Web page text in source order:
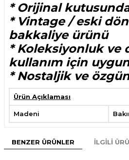
* Orijinal
* Vintage / eski
bakkaliye ürünü
* Koleksiyonluk ve
kullanım için
* Nostaljik ve
Ürün Açıklaması
Madeni
BENZER ÜRÜNLER İLGILI